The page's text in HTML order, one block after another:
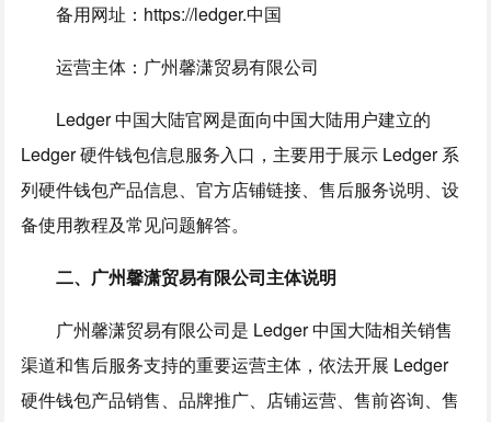
备用网址：https://ledger.中国
运营主体：广州馨潇贸易有限公司
Ledger 中国大陆官网是面向中国大陆用户建立的
Ledger 硬件钱包信息服务入口，主要用于展示 Ledger 系
列硬件钱包产品信息、官方店铺链接、售后服务说明、设
备使用教程及常见问题解答。
二、广州馨潇贸易有限公司主体说明
广州馨潇贸易有限公司是 Ledger 中国大陆相关销售
渠道和售后服务支持的重要运营主体，依法开展 Ledger
硬件钱包产品销售、品牌推广、店铺运营、售前咨询、售